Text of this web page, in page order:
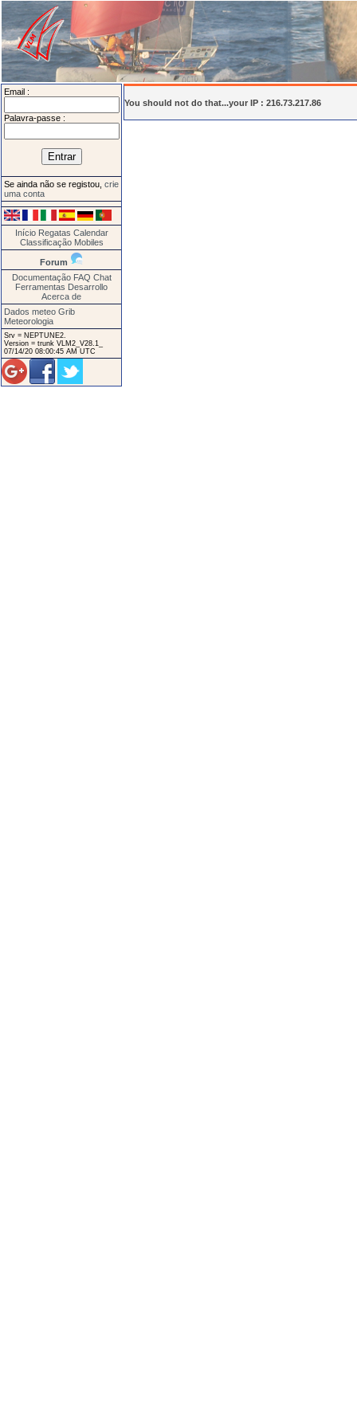
Email :
Palavra-passe :
Se ainda não se registou, crie
uma conta
Início Regatas Calendar
Classificação Mobiles
Forum
Documentação FAQ Chat
Ferramentas Desarrollo
Acerca de
Dados meteo Grib
Meteorologia
Srv = NEPTUNE2.
Version = trunk VLM2_V28.1_
07/14/20 08:00:45 AM UTC
You should not do that...your IP : 216.73.217.86